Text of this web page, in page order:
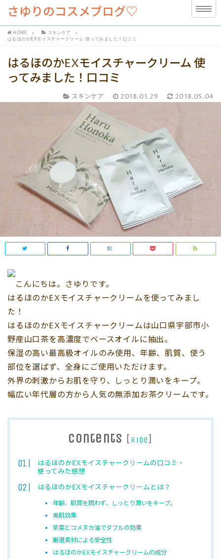
さゆりのコスメブログ♡
HOME
スキンケア
はるほのかEXモイスチャークリーム 使ってみました！口コミ
はるほのかEXモイスチャークリーム 使
ってみました！口コミ
スキンケア 2018.01.29 2018.05.04
こんにちは。さゆりです。
はるほのかEXモイスチャークリームを使ってみまし
た！
はるほのかEXモイスチャークリームは山口県宇部市小
野産山口茶を高濃度でベースオイルに抽出。
保湿の高い最高級オイルのみ使用、年齢、肌質、使う
部位を選ばず、全身にご使用いただけます。
外界の刺激からお肌を守り、しっとり潤いをキープ。
幅広い年代層の方から人気の無添加お茶クリームです。
Contents [ hide]
はるほのかEXモイスチャークリームの口コミ・
使ってみた感想
はるほのかEXモイスチャークリームとは？
年齢、肌質を問わず、しっとり潤いをキープ。
美肌効果
茶葉とコメヌカ油でダブルの効果
厳選素材による安全性
はるほのかEXモイスチャークリームの成分